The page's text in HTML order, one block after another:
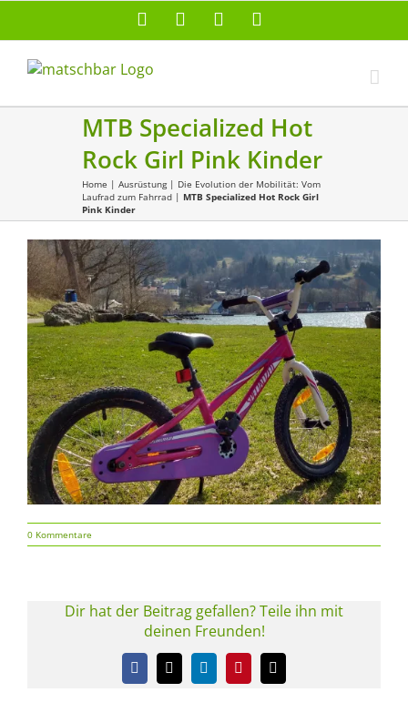
Facebook Instagram
MTB Specialized Hot
Rock Girl Pink Kinder
Home | Ausrüstung| Die Evolution der Mobilität: Vom
Laufrad zum Fahrrad | MTB Specialized Hot Rock Girl
Pink Kinder
0 Kommentare
Dir hat der Beitrag gefallen? Teile ihn mit
deinen Freunden!
Facebook
X LinkedInPinterest
E-
Mail